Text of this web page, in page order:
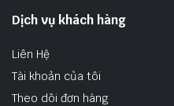
Dịch vụ khách hàng
Liên Hệ
Tài khoản của tôi
Theo dõi đơn hàng